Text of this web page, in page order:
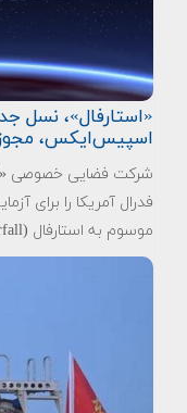
«استارفال»، نسل
اسپیس‌ایکس،
شرکت فضایی خصوصی
فدرال آمریکا را برای
موسوم به استارفال (Starfall) دریافت کرد.